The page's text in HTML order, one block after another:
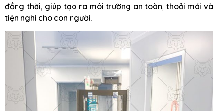
đồng thời, giúp tạo ra môi trường an toàn, thoải mái và
tiện nghi cho con người.